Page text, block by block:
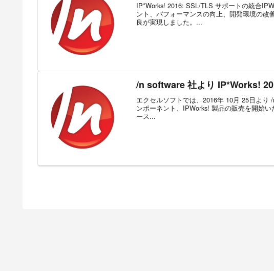
IP*Works! 2016: SSL/TLS サポートの統合
ント、パフォーマンスの向上、開発環境の
良が実現しました。...
/n software 社より IP*Works!
エクセルソフトでは、2016年 10月 25日より
ンポーネント、IPWorks! 製品の販売を開始
ース...